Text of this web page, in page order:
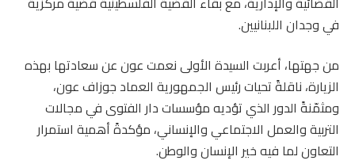
في وجدان اللبنانيين.
من جهتها، أعربت السيدة الأولى نعمت عون عن سعادتها بهذه
الزيارة، ناقلةً تحيات رئيس الجمهورية العماد جوزاف عون،
ومثمّنةً الدور الذي تؤديه مؤسسات دار الفتوى في مجالات
التربية والعمل الاجتماعي والإنساني، مؤكدةً أهمية استمرار
التعاون لما فيه خير الإنسان والوطن.